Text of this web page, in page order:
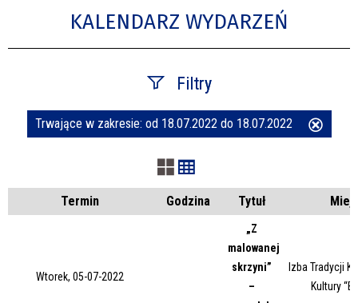
KALENDARZ WYDARZEŃ
Filtry
Szukana fraza
Kategoria
Trwające w zakresie: od 18.07.2022 do 18.07.2022
Termin Godzina Tytuł
Wtorek, 05-07-2022
„Z
malowanej
skrzyni”
–
Izba Tradycji
Kultury